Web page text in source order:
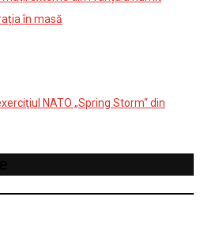
în masă
NATO „Spring Storm“ din